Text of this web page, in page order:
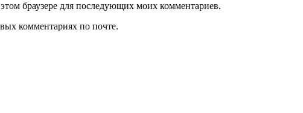
браузере для последующих моих комментариев.
комментариях по почте.